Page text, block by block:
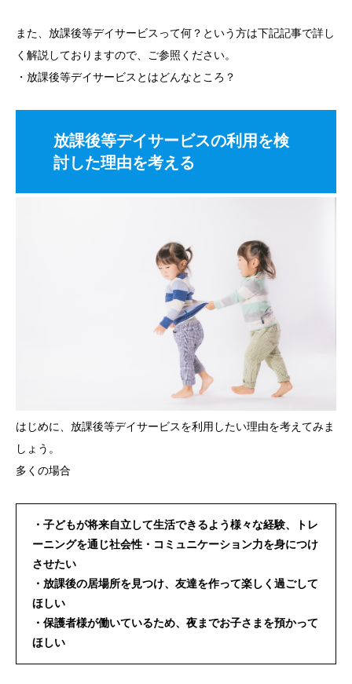
また、放課後等デイサービスって何？という方は下記記事で詳し
く解説しておりますので、ご参照ください。
・ 放課後等デイサービスとはどんなところ？
放課後等デイサービスの利用を検
討した理由を考える
はじめに、放課後等デイサービスを利用したい理由を考えてみま
しょう。
多くの場合
・子どもが将来自立して生活できるよう様々な経験、トレ
ーニングを通じ社会性・コミュニケーション力を身につけ
させたい
・放課後の居場所を見つけ、友達を作って楽しく過ごして
ほしい
・保護者様が働いているため、夜までお子さまを預かって
ほしい